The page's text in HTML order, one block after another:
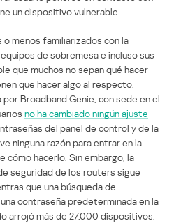
un dispositivo vulnerable.
o menos familiarizados con la
de sobremesa e incluso sus
que muchos no sepan qué hacer
que hacer algo al respecto.
por Broadband Genie, con sede en el
no ha cambiado ningún ajuste
del panel de control y de la
ninguna razón para entrar en la
cómo hacerlo. Sin embargo, la
seguridad de los routers sigue
que una búsqueda de
contraseña predeterminada en la
arrojó más de 27.000 dispositivos,